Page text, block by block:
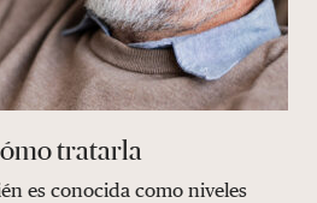
tratarla
es conocida como niveles